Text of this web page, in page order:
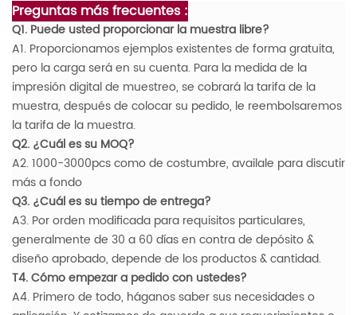
Preguntas más frecuentes :
Q1. Puede usted proporcionar la muestra libre?
A1. Proporcionamos ejemplos existentes de forma gratuita,
pero la carga será en su cuenta. Para la medida de la
impresión digital de muestreo, se cobrará la tarifa de la
muestra, después de colocar su pedido, le reembolsaremos
la tarifa de la muestra.
Q2. ¿Cuál es su MOQ?
A2. 1000-3000pcs como de costumbre, availale para discutir
más a fondo
Q3. ¿Cuál es su tiempo de entrega?
A3. Por orden modificada para requisitos particulares,
generalmente de 30 a 60 días en contra de depósito &
diseño aprobado, depende de los productos & cantidad.
T4. Cómo empezar a pedido con ustedes?
A4. Primero de todo, háganos saber sus necesidades o